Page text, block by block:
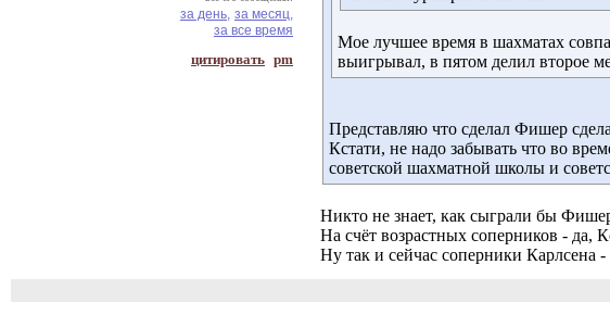
за день, за месяц,
за все время
цитировать pm
Мое лучшее время в шахматах
выигрывал, в пятом делил второе
Представляю что сделал Фишер
Кстати, не надо забывать что во
советской шахматной школы и
Никто не знает, как сыграли бы
На счёт возрастных соперников - да,
Ну так и сейчас соперники